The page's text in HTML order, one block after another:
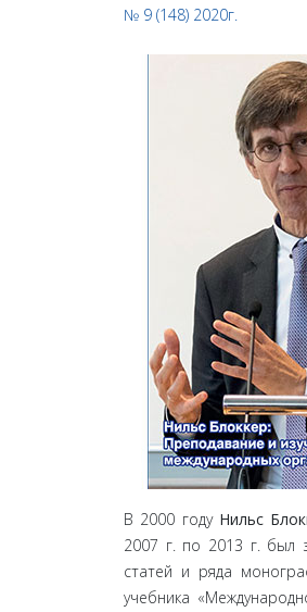
№ 9 (148) 2020г.
В 2000 году Нильс
2007 г. по 2013 г. был
статей и ряда
учебника